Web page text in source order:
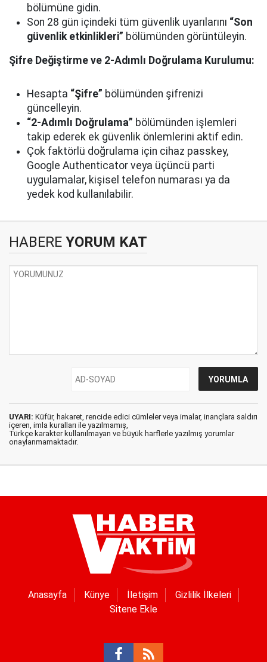
bölümüne gidin.
Son 28 gün içindeki tüm güvenlik uyarılarını “Son
güvenlik etkinlikleri” bölümünden görüntüleyin.
Şifre Değiştirme ve 2-Adımlı Doğrulama Kurulumu:
Hesapta “Şifre” bölümünden şifrenizi
güncelleyin.
“2-Adımlı Doğrulama” bölümünden işlemleri
takip ederek ek güvenlik önlemlerini aktif edin.
Çok faktörlü doğrulama için cihaz passkey,
Google Authenticator veya üçüncü parti
uygulamalar, kişisel telefon numarası ya da
yedek kod kullanılabilir.
HABERE YORUM KAT
UYARI: Küfür, hakaret, rencide edici cümleler veya imalar, inançlara saldırı
içeren, imla kuralları ile yazılmamış,
Türkçe karakter kullanılmayan ve büyük harflerle yazılmış yorumlar
onaylanmamaktadır.
Anasayfa Künye İletişim
Gizlilik İlkeleri
Sitene Ekle